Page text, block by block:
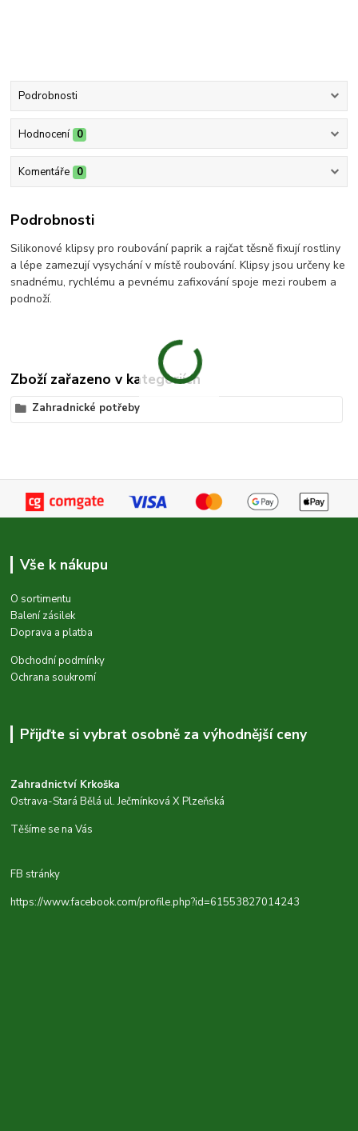
Podrobnosti
Hodnocení 0
Komentáře 0
Podrobnosti
Silikonové klipsy pro roubování paprik a rajčat těsně fixují rostliny
a lépe zamezují vysychání v místě roubování. Klipsy jsou určeny ke
snadnému, rychlému a pevnému zafixování spoje mezi roubem a
podnoží.
Zboží zařazeno v kategoriích
Zahradnické potřeby
Vše k nákupu
O sortimentu
Balení zásilek
Doprava a platba
Obchodní podmínky
Ochrana soukromí
Přijďte si vybrat osobně za výhodnější ceny
Zahradnictví Krkoška
Ostrava-Stará Bělá ul. Ječmínková X Plzeňská
Těšíme se na Vás
FB stránky
https://www.facebook.com/profile.php?id=61553827014243